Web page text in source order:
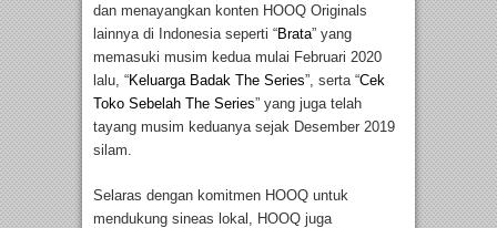
dan menayangkan konten HOOQ Originals
lainnya di Indonesia seperti “Brata” yang
memasuki musim kedua mulai Februari 2020
lalu, “Keluarga Badak The Series”, serta “Cek
Toko Sebelah The Series” yang juga telah
tayang musim keduanya sejak Desember 2019
silam.
Selaras dengan komitmen HOOQ untuk
mendukung sineas lokal, HOOQ juga